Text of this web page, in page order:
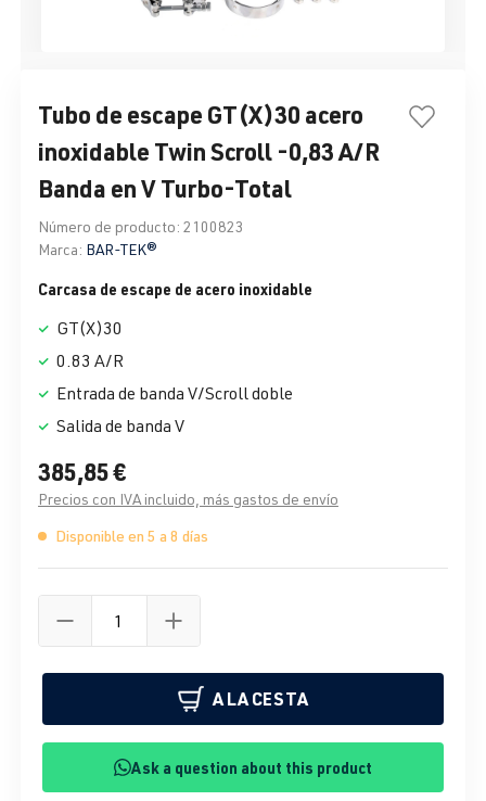
Tubo de escape GT(X)30 acero
inoxidable Twin Scroll -0,83 A/R
Banda en V Turbo-Total
Número de producto: 2100823
Marca: BAR-TEK®
Carcasa de escape de acero inoxidable
GT(X)30
0.83 A/R
Entrada de banda V/Scroll doble
Salida de banda V
385,85 €
Precios con IVA incluido, más gastos de envío
Disponible en 5 a 8 días
A LA CESTA
Ask a question about this product